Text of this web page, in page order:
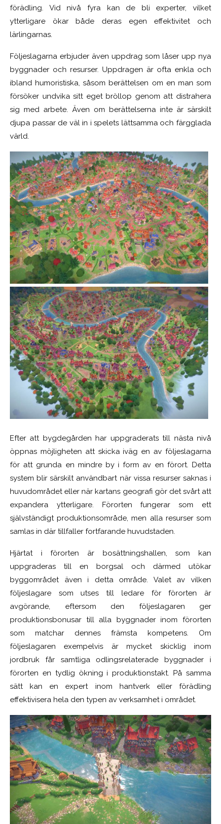
förädling. Vid nivå fyra kan de bli experter, vilket
ytterligare ökar både deras egen effektivitet och
lärlingarnas.
Följeslagarna erbjuder även uppdrag som låser upp nya
byggnader och resurser. Uppdragen är ofta enkla och
ibland humoristiska, såsom berättelsen om en man som
försöker undvika sitt eget bröllop genom att distrahera
sig med arbete. Även om berättelserna inte är särskilt
djupa passar de väl in i spelets lättsamma och färgglada
värld.
Efter att bygdegården har uppgraderats till nästa nivå
öppnas möjligheten att skicka iväg en av följeslagarna
för att grunda en mindre by i form av en förort. Detta
system blir särskilt användbart när vissa resurser saknas i
huvudområdet eller när kartans geografi gör det svårt att
expandera ytterligare. Förorten fungerar som ett
självständigt produktionsområde, men alla resurser som
samlas in där tillfaller fortfarande huvudstaden.
Hjärtat i förorten är bosättningshallen, som kan
uppgraderas till en borgsal och därmed utökar
byggområdet även i detta område. Valet av vilken
följeslagare som utses till ledare för förorten är
avgörande, eftersom den följeslagaren ger
produktionsbonusar till alla byggnader inom förorten
som matchar dennes främsta kompetens. Om
följeslagaren exempelvis är mycket skicklig inom
jordbruk får samtliga odlingsrelaterade byggnader i
förorten en tydlig ökning i produktionstakt. På samma
sätt kan en expert inom hantverk eller förädling
effektivisera hela den typen av verksamhet i området.